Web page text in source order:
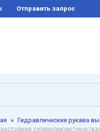
отправить запрос
» Гидравлические рукава
суперкомпактные